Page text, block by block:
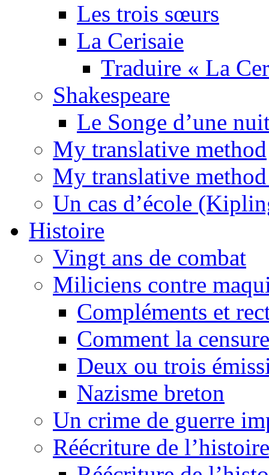
Les trois sœurs
La Cerisaie
Traduire « La
Shakespeare
Le Songe d’une
My translative method
My translative
Un cas d’école
Histoire
Vingt ans de combat
Miliciens contre
Compléments et
Comment la
Deux ou trois
Nazisme breton
Un crime de guerre
Réécriture de